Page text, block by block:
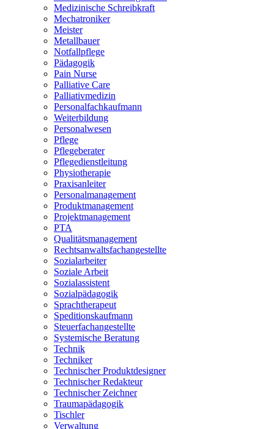
Medizinische Schreibkraft
Mechatroniker
Meister
Metallbauer
Notfallpflege
Pädagogik
Pain Nurse
Palliative Care
Palliativmedizin
Personalfachkaufmann
Weiterbildung
Personalwesen
Pflege
Pflegeberater
Pflegedienstleitung
Physiotherapie
Praxisanleiter
Personalmanagement
Produktmanagement
Projektmanagement
PTA
Qualitätsmanagement
Rechtsanwaltsfachangestellte
Sozialarbeiter
Soziale Arbeit
Sozialassistent
Sozialpädagogik
Sprachtherapeut
Speditionskaufmann
Steuerfachangestellte
Systemische Beratung
Technik
Techniker
Technischer Produktdesigner
Technischer Redakteur
Technischer Zeichner
Traumapädagogik
Tischler
Verwaltung